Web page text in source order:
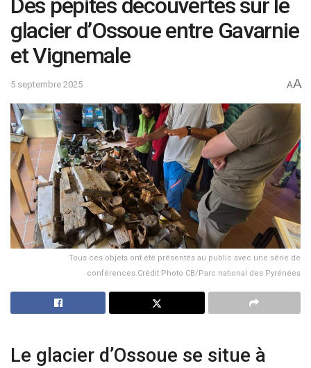
Des pépites découvertes sur le
glacier d’Ossoue entre Gavarnie
et Vignemale
5 septembre 2025 AA
Tous ces objets ont été présentés au public avec une série de
conférences.Crédit Photo CB/Parc national des Pyrénées
Le glacier d’Ossoue se situe à